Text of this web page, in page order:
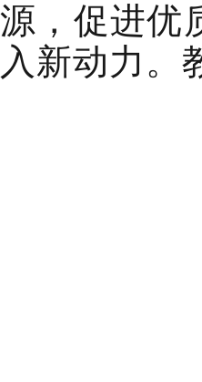
源，促进优
入新动力。